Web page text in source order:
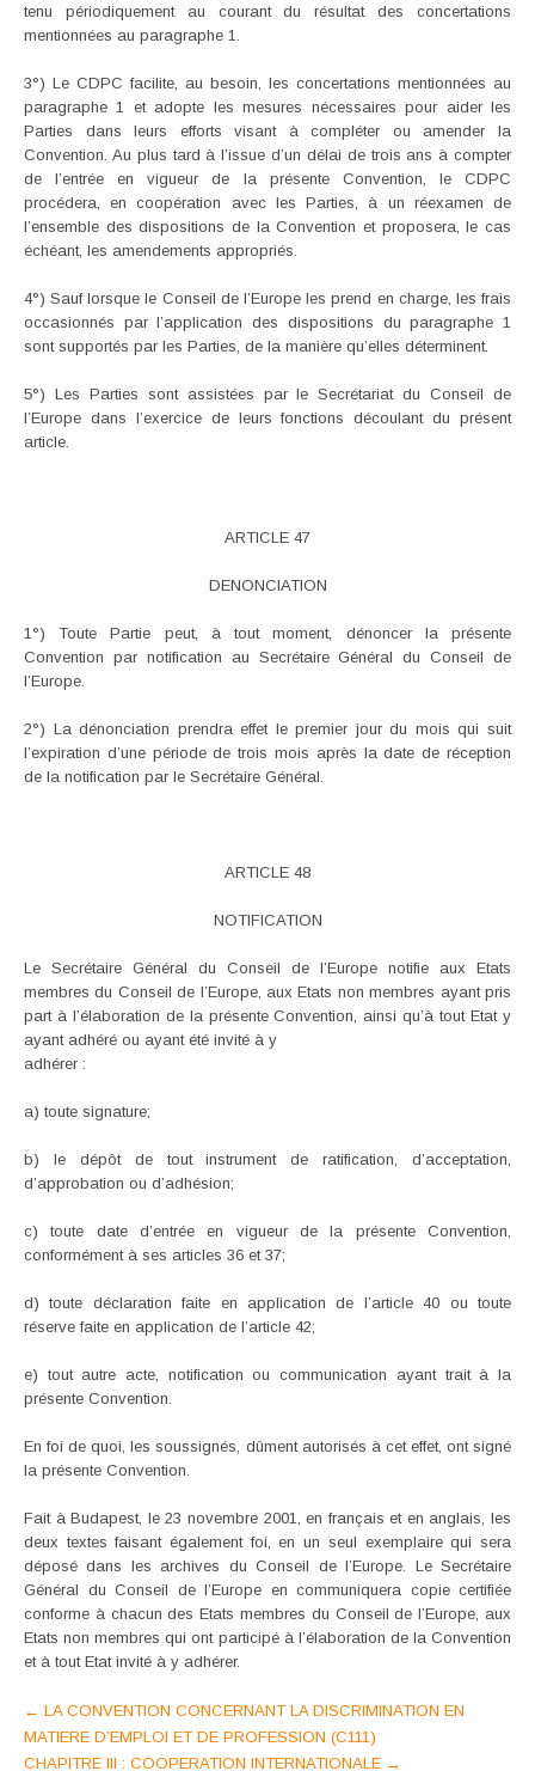
tenu périodiquement au courant du résultat des concertations
mentionnées au paragraphe 1.
3°) Le CDPC facilite, au besoin, les concertations mentionnées au
paragraphe 1 et adopte les mesures nécessaires pour aider les
Parties dans leurs efforts visant à compléter ou amender la
Convention. Au plus tard à l’issue d’un délai de trois ans à compter
de l’entrée en vigueur de la présente Convention, le CDPC
procédera, en coopération avec les Parties, à un réexamen de
l’ensemble des dispositions de la Convention et proposera, le cas
échéant, les amendements appropriés.
4°) Sauf lorsque le Conseil de l’Europe les prend en charge, les frais
occasionnés par l’application des dispositions du paragraphe 1
sont supportés par les Parties, de la manière qu’elles déterminent.
5°) Les Parties sont assistées par le Secrétariat du Conseil de
l’Europe dans l’exercice de leurs fonctions découlant du présent
article.
ARTICLE 47
DENONCIATION
1°) Toute Partie peut, à tout moment, dénoncer la présente
Convention par notification au Secrétaire Général du Conseil de
l’Europe.
2°) La dénonciation prendra effet le premier jour du mois qui suit
l’expiration d’une période de trois mois après la date de réception
de la notification par le Secrétaire Général.
ARTICLE 48
NOTIFICATION
Le Secrétaire Général du Conseil de l’Europe notifie aux Etats
membres du Conseil de l’Europe, aux Etats non membres ayant pris
part à l’élaboration de la présente Convention, ainsi qu’à tout Etat y
ayant adhéré ou ayant été invité à y
adhérer :
a) toute signature;
b) le dépôt de tout instrument de ratification, d’acceptation,
d’approbation ou d’adhésion;
c) toute date d’entrée en vigueur de la présente Convention,
conformément à ses articles 36 et 37;
d) toute déclaration faite en application de l’article 40 ou toute
réserve faite en application de l’article 42;
e) tout autre acte, notification ou communication ayant trait à la
présente Convention.
En foi de quoi, les soussignés, dûment autorisés à cet effet, ont signé
la présente Convention.
Fait à Budapest, le 23 novembre 2001, en français et en anglais, les
deux textes faisant également foi, en un seul exemplaire qui sera
déposé dans les archives du Conseil de l’Europe. Le Secrétaire
Général du Conseil de l’Europe en communiquera copie certifiée
conforme à chacun des Etats membres du Conseil de l’Europe, aux
Etats non membres qui ont participé à l’élaboration de la Convention
et à tout Etat invité à y adhérer.
Post
navigation
← LA CONVENTION CONCERNANT LA DISCRIMINATION EN
MATIERE D’EMPLOI ET DE PROFESSION (C111)
CHAPITRE III : COOPERATION INTERNATIONALE →